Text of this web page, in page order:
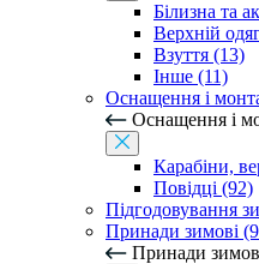
Білизна та
Верхній
Взуття (13)
Інше (11)
Оснащення і
Оснащення і
Карабіни,
Повідці (92)
Підгодовування
Принади зимові
Принади